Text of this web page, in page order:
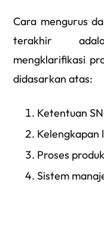
Cara mengurus
terakhir
mengklarifikasi
didasarkan atas:
Ketentuan
Kelengkapan
Proses
Sistem